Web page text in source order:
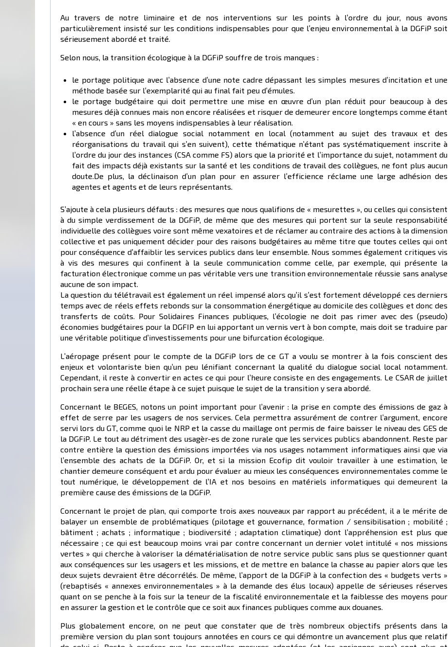
Au travers de notre liminaire et de nos interventions sur les points à l’ordre du jour, nous avons
particulièrement insisté sur les conditions indispensables pour que l’enjeu environnemental à la DGFiP soit
sérieusement abordé et traité.
Selon nous, la transition écologique à la DGFiP souffre de trois manques :
le portage politique avec l’absence d’une note cadre dépassant les simples mesures d’incitation et une
méthode basée sur l’exemplarité qui au final fait peu d’émules.
le portage budgétaire qui doit permettre une mise en œuvre d’un plan réduit pour beaucoup à des
mesures déjà connues mais non encore réalisées et risquer de demeurer encore longtemps comme étant
« en cours » sans les moyens indispensables à leur réalisation.
l’absence d’un réel dialogue social notamment en local (notamment au sujet des travaux et des
réorganisations du travail qui s’en suivent), cette thématique n’étant pas systématiquement inscrite à
l’ordre du jour des instances (CSA comme FS) alors que la priorité et l’importance du sujet, notamment du
fait des impacts déjà existants sur la santé et les conditions de travail des collègues, ne font plus aucun
doute.De plus, la déclinaison d’un plan pour en assurer l’efficience réclame une large adhésion des
agentes et agents et de leurs représentants.
S’ajoute à cela plusieurs défauts : des mesures que nous qualifions de « mesurettes », ou celles qui consistent
à du simple verdissement de la DGFiP, de même que des mesures qui portent sur la seule responsabilité
individuelle des collègues voire sont même vexatoires et de réclamer au contraire des actions à la dimension
collective et pas uniquement décider pour des raisons budgétaires au même titre que toutes celles qui ont
pour conséquence d’affaiblir les services publics dans leur ensemble. Nous sommes également critiques vis
à vis des mesures qui confinent à la seule communication comme celle, par exemple, qui présente la
facturation électronique comme un pas véritable vers une transition environnementale réussie sans analyse
aucune de son impact.
La question du télétravail est également un réel impensé alors qu’il s’est fortement développé ces derniers
temps avec de réels effets rebonds sur la consommation énergétique au domicile des collègues et donc des
transferts de coûts. Pour Solidaires Finances publiques, l’écologie ne doit pas rimer avec des (pseudo)
économies budgétaires pour la DGFIP en lui apportant un vernis vert à bon compte, mais doit se traduire par
une véritable politique d’investissements pour une bifurcation écologique.
L’aéropage présent pour le compte de la DGFiP lors de ce GT a voulu se montrer à la fois conscient des
enjeux et volontariste bien qu’un peu lénifiant concernant la qualité du dialogue social local notamment.
Cependant, il reste à convertir en actes ce qui pour l’heure consiste en des engagements. Le CSAR de juillet
prochain sera une réelle étape à ce sujet puisque le sujet de la transition y sera abordé.
Concernant le BEGES, notons un point important pour l’avenir : la prise en compte des émissions de gaz à
effet de serre par les usagers de nos services. Cela permettra assurément de contrer l’argument, encore
servi lors du GT, comme quoi le NRP et la casse du maillage ont permis de faire baisser le niveau des GES de
la DGFiP. Le tout au détriment des usagèr-es de zone rurale que les services publics abandonnent. Reste par
contre entière la question des émissions importées via nos usages notamment informatiques ainsi que via
l’ensemble des achats de la DGFiP. Or, et si la mission Ecofip dit vouloir travailler à une estimation, le
chantier demeure conséquent et ardu pour évaluer au mieux les conséquences environnementales comme le
tout numérique, le développement de l’IA et nos besoins en matériels informatiques qui demeurent la
première cause des émissions de la DGFiP.
Concernant le projet de plan, qui comporte trois axes nouveaux par rapport au précédent, il a le mérite de
balayer un ensemble de problématiques (pilotage et gouvernance, formation / sensibilisation ; mobilité ;
bâtiment ; achats ; informatique ; biodiversité ; adaptation climatique) dont l’appréhension est plus que
nécessaire ; ce qui est beaucoup moins vrai par contre concernant un dernier volet intitulé « nos missions
vertes » qui cherche à valoriser la dématérialisation de notre service public sans plus se questionner quant
aux conséquences sur les usagers et les missions, et de mettre en balance la chasse au papier alors que les
deux sujets devraient être décorrélés. De même, l’apport de la DGFiP à la confection des « budgets verts »
(rebaptisés « annexes environnementales » à la demande des élus locaux) appelle de sérieuses réserves
quant on se penche à la fois sur la teneur de la fiscalité environnementale et la faiblesse des moyens pour
en assurer la gestion et le contrôle que ce soit aux finances publiques comme aux douanes.
Plus globalement encore, on ne peut que constater que de très nombreux objectifs présents dans la
première version du plan sont toujours annotées en cours ce qui démontre un avancement plus que relatif